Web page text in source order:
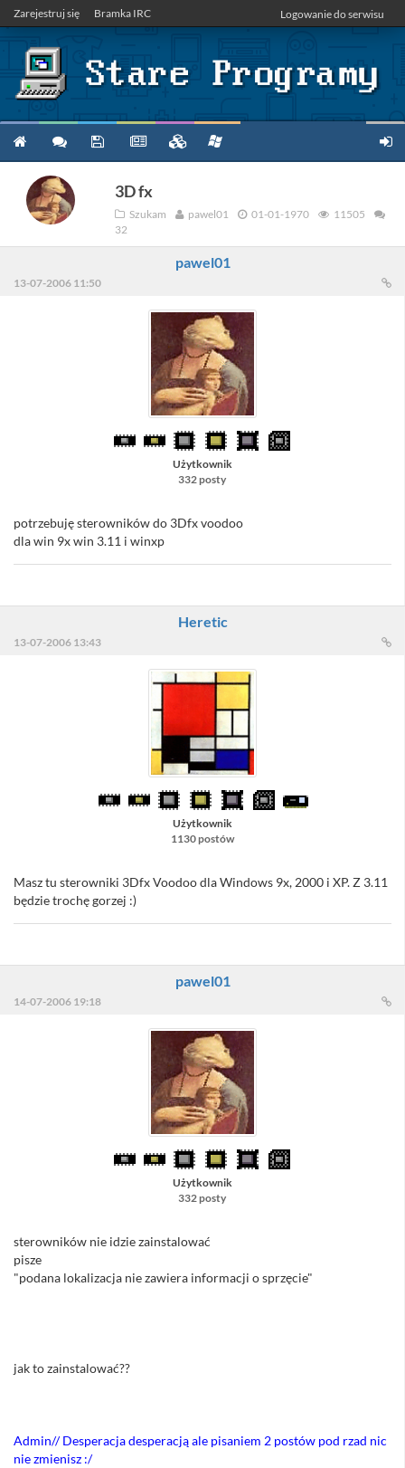
Zarejestruj się Bramka IRC Logowanie do serwisu
3D fx
Szukam pawel01 01-01-1970
11505
32
pawel01
13-07-2006 11:50
Użytkownik
332 posty
potrzebuję sterowników do 3Dfx voodoo
dla win 9x win 3.11 i winxp
Heretic
13-07-2006 13:43
Użytkownik
1130 postów
Masz tu sterowniki 3Dfx Voodoo dla Windows 9x, 2000 i XP. Z 3.11
będzie trochę gorzej :)
pawel01
14-07-2006 19:18
Użytkownik
332 posty
sterowników nie idzie zainstalować
pisze
"podana lokalizacja nie zawiera informacji o sprzęcie"
jak to zainstalować??
Admin// Desperacja desperacją ale pisaniem 2 postów pod rzad nic
nie zmienisz :/